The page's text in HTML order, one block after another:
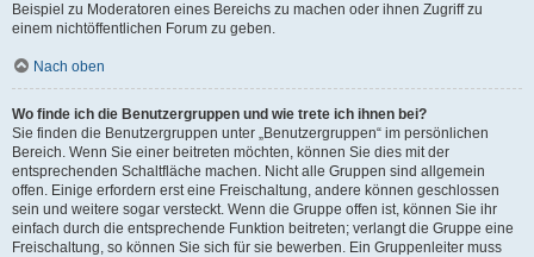
Beispiel zu Moderatoren eines Bereichs zu machen oder ihnen Zugriff zu
einem nichtöffentlichen Forum zu geben.
Nach oben
Wo finde ich die Benutzergruppen und wie trete ich ihnen bei?
Sie finden die Benutzergruppen unter „Benutzergruppen“ im persönlichen
Bereich. Wenn Sie einer beitreten möchten, können Sie dies mit der
entsprechenden Schaltfläche machen. Nicht alle Gruppen sind allgemein
offen. Einige erfordern erst eine Freischaltung, andere können geschlossen
sein und weitere sogar versteckt. Wenn die Gruppe offen ist, können Sie ihr
einfach durch die entsprechende Funktion beitreten; verlangt die Gruppe eine
Freischaltung, so können Sie sich für sie bewerben. Ein Gruppenleiter muss